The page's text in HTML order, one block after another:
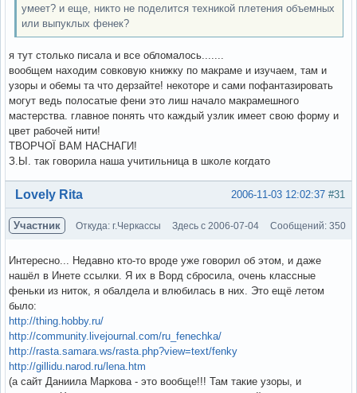
умеет? и еще, никто не поделится техникой плетения объемных
или выпуклых фенек?
я тут столько писала и все обломалось.......
вообщем находим совковую книжку по макраме и изучаем, там и
узоры и обемы та что дерзайте! некоторе и сами пофантазировать
могут ведь полосатые фени это лиш начало макрамешного
мастерства. главное понять что каждый узлик имеет свою форму и
цвет рабочей нити!
ТВОРЧОЇ ВАМ НАСНАГИ!
З.Ы. так говорила наша учитильница в школе когдато
Вне форума #31
2006-11-03 12:02:37
Lovely Rita
Участник Откуда: г.Черкассы Здесь с 2006-07-04 Сообщений: 350
Интересно... Недавно кто-то вроде уже говорил об этом, и даже
нашёл в Инете ссылки. Я их в Ворд сбросила, очень классные
феньки из ниток, я обалдела и влюбилась в них. Это ещё летом
было:
http://thing.hobby.ru/
http://community.livejournal.com/ru_fenechka/
http://rasta.samara.ws/rasta.php?view=text/fenky
http://gillidu.narod.ru/lena.htm
(а сайт Даниила Маркова - это вообще!!! Там такие узоры, и